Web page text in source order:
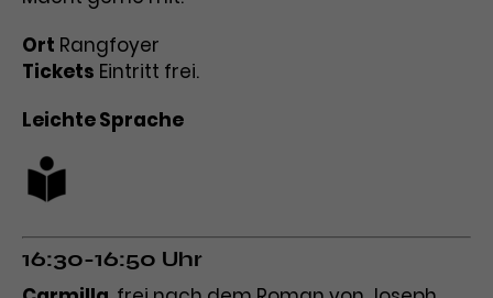
Ort Rangfoyer
Tickets Eintritt frei.
Leichte Sprache
16:30-16:50 Uhr